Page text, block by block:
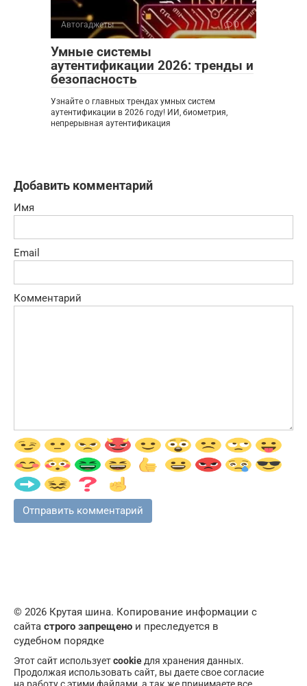
Автогаджеты 0
Умные системы
аутентификации 2026: тренды и
безопасность
Узнайте о главных трендах умных систем
аутентификации в 2026 году! ИИ, биометрия,
непрерывная аутентификация
Добавить комментарий
Имя
Email
Комментарий
© 2026 Крутая шина. Копирование информации с
сайта строго запрещено и преследуется в
судебном порядке
Этот сайт используетcookie для хранения данных.
Продолжая использовать сайт, вы даете свое согласие